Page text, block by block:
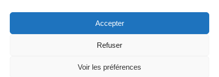
Accepter
Refuser
Voir les préférences